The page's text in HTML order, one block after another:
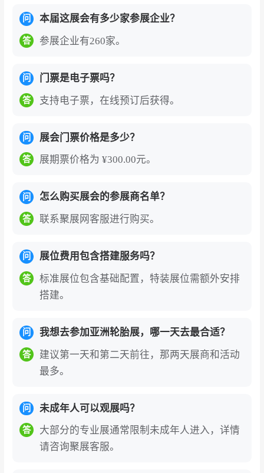
问 本届这展会有多少家参展企业？
答 参展企业有260家。
问 门票是电子票吗？
答 支持电子票，在线预订后获得。
问 展会门票价格是多少？
答 展期票价格为 ¥300.00元。
问 怎么购买展会的参展商名单？
答 联系聚展网客服进行购买。
问 展位费用包含搭建服务吗？
答
标准展位包含基础配置，特装展位需额外安排
搭建。
问 我想去参加亚洲轮胎展，哪一天去最合适？
答
建议第一天和第二天前往，那两天展商和活动
最多。
问 未成年人可以观展吗？
答
大部分的专业展通常限制未成年人进入，详情
请咨询聚展客服。